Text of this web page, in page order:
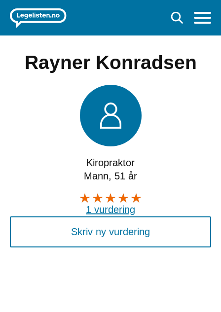
Rayner Konradsen
Kiropraktor
Mann, 51 år
1 vurdering
Skriv ny vurdering